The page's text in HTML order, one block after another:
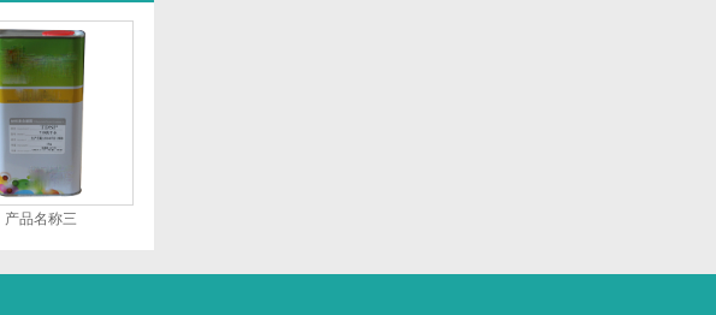
产品名称三